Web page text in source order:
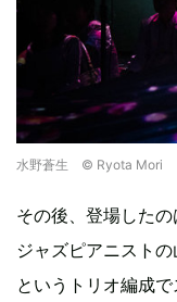
水野蒼生 © Ryota Mori
その後、登場した
ジャズピアニスト
というトリオ編成